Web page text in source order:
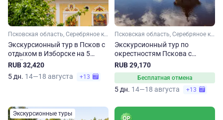
Псковская область, Серебряное кольцо
Экскурсионный тур в Псков с
отдыхом в Изборске на 5
дней. Лето-осень
RUB 32,420
5 дн. 14—18 августа +13
Псковская область, Серебряное кольцо
Экскурсионный тур по
окрестностям Пскова с
отдыхом в Печорах. Лето
RUB 29,170
Бесплатная отмена
5 дн. 14—18 августа +13
Экскурсионные туры